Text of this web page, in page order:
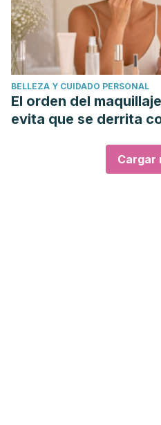
BELLEZA Y CUIDADO PERSONAL
El orden del
evita que se derrita
Cargar